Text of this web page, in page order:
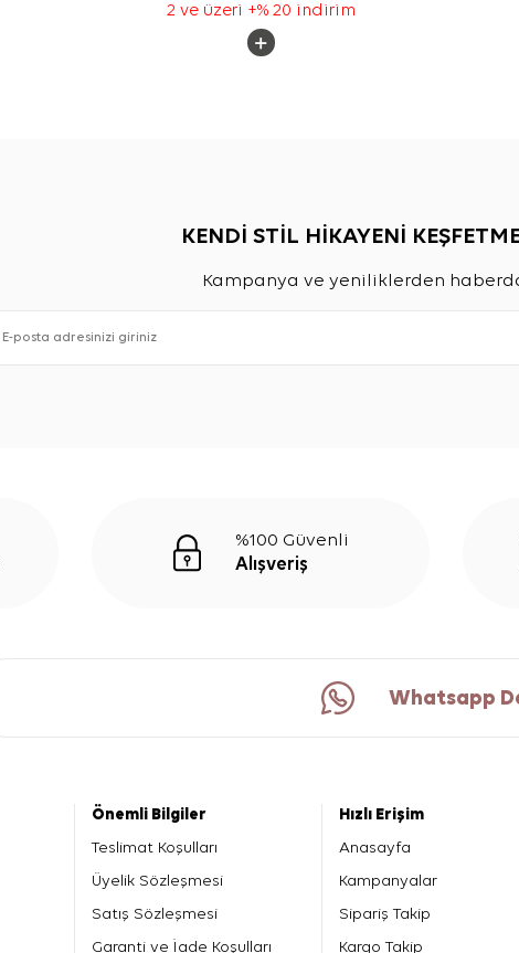
2 ve üzeri +% 20 indirim
KENDİ STİL HİKAYENİ
Kampanya ve yeniliklerden
%100 Güvenli
Alışveriş
Whatsapp
Önemli Bilgiler
Teslimat Koşulları
Üyelik Sözleşmesi
Satış Sözleşmesi
Garanti ve İade Koşulları
Hızlı Erişim
Anasayfa
Kampanyalar
Sipariş Takip
Kargo Takip